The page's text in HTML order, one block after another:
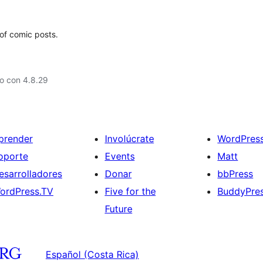
comic posts.
con 4.8.29
Involúcrate
Events
Donar
Five for the
Future
Matt
bbPress
Español (Costa Rica)